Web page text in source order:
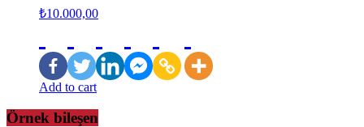
₺10.000,00
Add to cart
Örnek bileşen